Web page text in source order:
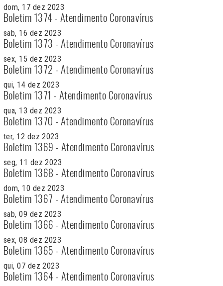
dom, 17 dez 2023
Boletim 1374 - Atendimento Coronavírus
sab, 16 dez 2023
Boletim 1373 - Atendimento Coronavírus
sex, 15 dez 2023
Boletim 1372 - Atendimento Coronavírus
qui, 14 dez 2023
Boletim 1371 - Atendimento Coronavírus
qua, 13 dez 2023
Boletim 1370 - Atendimento Coronavírus
ter, 12 dez 2023
Boletim 1369 - Atendimento Coronavírus
seg, 11 dez 2023
Boletim 1368 - Atendimento Coronavírus
dom, 10 dez 2023
Boletim 1367 - Atendimento Coronavírus
sab, 09 dez 2023
Boletim 1366 - Atendimento Coronavírus
sex, 08 dez 2023
Boletim 1365 - Atendimento Coronavírus
qui, 07 dez 2023
Boletim 1364 - Atendimento Coronavírus